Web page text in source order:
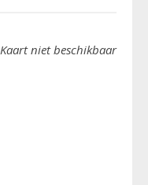
Kaart niet beschikbaar